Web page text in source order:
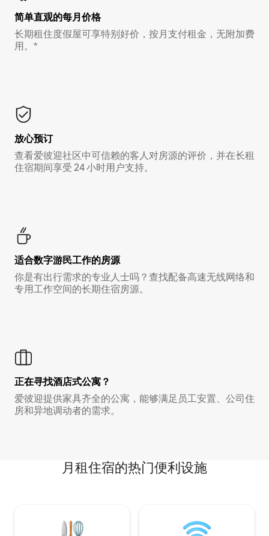
简单直观的每月价格
长期租住度假屋可享特别好价，按月支付租金，无附加费
用。*
放心预订
查看爱彼迎社区中可信赖的客人对房源的评价，并在长租
住宿期间享受 24 小时用户支持。
适合数字游民工作的房源
你是有出行需求的专业人士吗？查找配备高速无线网络和
专用工作空间的长期住宿房源。
正在寻找酒店式公寓？
爱彼迎提供家具齐全的公寓，能够满足员工安置、公司住
房和异地调动者的需求。
月租住宿的热门便利设施